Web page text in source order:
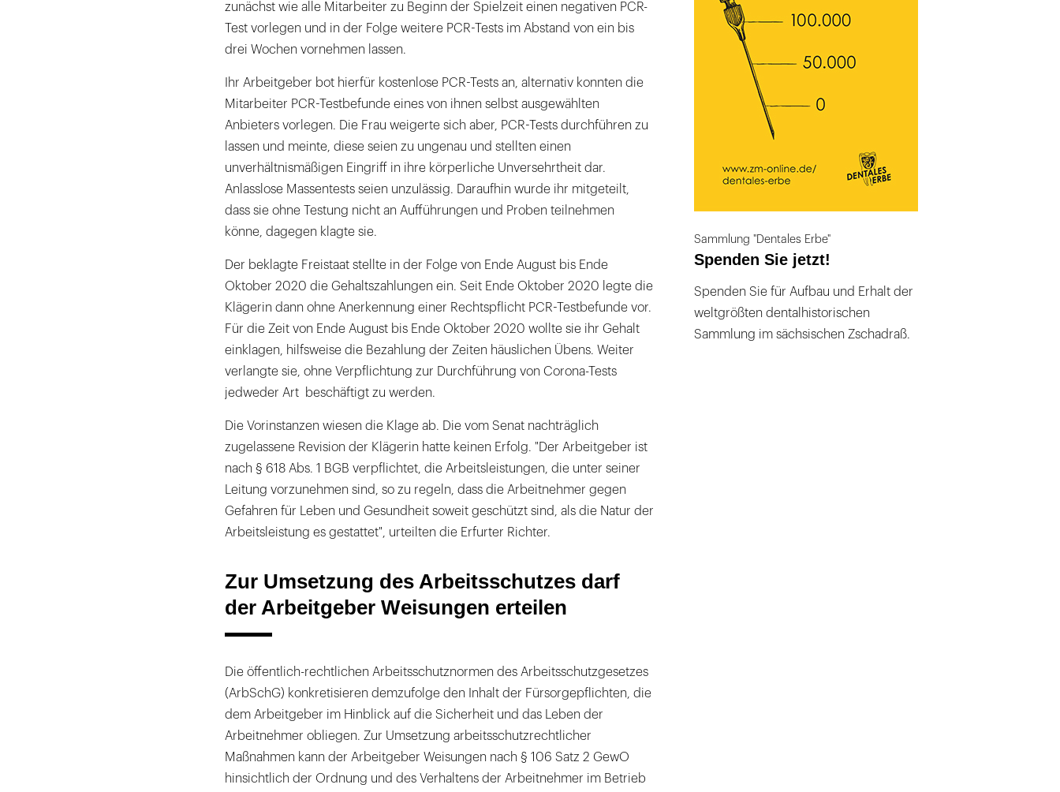
zunächst wie alle Mitarbeiter zu Beginn der Spielzeit einen negativen PCR-
Test vorlegen und in der Folge weitere PCR-Tests im Abstand von ein bis
drei Wochen vornehmen lassen.
Ihr Arbeitgeber bot hierfür kostenlose PCR-Tests an, alternativ konnten die
Mitarbeiter PCR-Testbefunde eines von ihnen selbst ausgewählten
Anbieters vorlegen. Die Frau weigerte sich aber, PCR-Tests durchführen zu
lassen und meinte, diese seien zu ungenau und stellten einen
unverhältnismäßigen Eingriff in ihre körperliche Unversehrtheit dar.
Anlasslose Massentests seien unzulässig. Daraufhin wurde ihr mitgeteilt,
dass sie ohne Testung nicht an Aufführungen und Proben teilnehmen
könne, dagegen klagte sie.
Der beklagte Freistaat stellte in der Folge von Ende August bis Ende
Oktober 2020 die Gehaltszahlungen ein. Seit Ende Oktober 2020 legte die
Klägerin dann ohne Anerkennung einer Rechtspflicht PCR-Testbefunde vor.
Für die Zeit von Ende August bis Ende Oktober 2020 wollte sie ihr Gehalt
einklagen, hilfsweise die Bezahlung der Zeiten häuslichen Übens. Weiter
verlangte sie, ohne Verpflichtung zur Durchführung von Corona-Tests
jedweder Art beschäftigt zu werden.
Die Vorinstanzen wiesen die Klage ab. Die vom Senat nachträglich
zugelassene Revision der Klägerin hatte keinen Erfolg. "Der Arbeitgeber ist
nach § 618 Abs. 1 BGB verpflichtet, die Arbeitsleistungen, die unter seiner
Leitung vorzunehmen sind, so zu regeln, dass die Arbeitnehmer gegen
Gefahren für Leben und Gesundheit soweit geschützt sind, als die Natur der
Arbeitsleistung es gestattet", urteilten die Erfurter Richter.
Zur Umsetzung des Arbeitsschutzes darf
der Arbeitgeber Weisungen erteilen
Die öffentlich-rechtlichen Arbeitsschutznormen des Arbeitsschutzgesetzes
(ArbSchG) konkretisieren demzufolge den Inhalt der Fürsorgepflichten, die
dem Arbeitgeber im Hinblick auf die Sicherheit und das Leben der
Arbeitnehmer obliegen. Zur Umsetzung arbeitsschutzrechtlicher
Maßnahmen kann der Arbeitgeber Weisungen nach § 106 Satz 2 GewO
hinsichtlich der Ordnung und des Verhaltens der Arbeitnehmer im Betrieb
Sammlung "Dentales Erbe"
Spenden Sie jetzt!
Spenden Sie für Aufbau und Erhalt der
weltgrößten dentalhistorischen
Sammlung im sächsischen Zschadraß.